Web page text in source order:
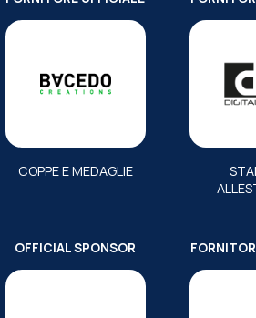
COPPE E MEDAGLIE
OFFICIAL SPONSOR